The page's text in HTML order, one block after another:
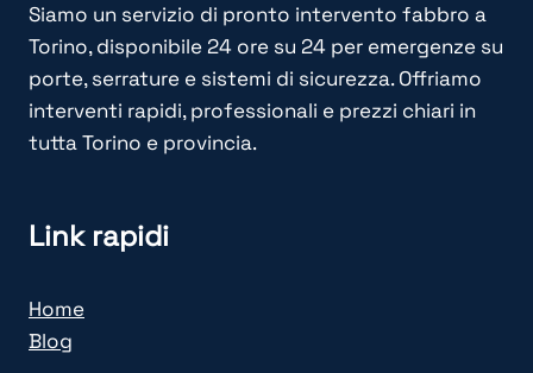
Siamo un servizio di pronto intervento fabbro a
Torino, disponibile 24 ore su 24 per emergenze su
porte, serrature e sistemi di sicurezza. Offriamo
interventi rapidi, professionali e prezzi chiari in
tutta Torino e provincia.
Link rapidi
Home
Blog